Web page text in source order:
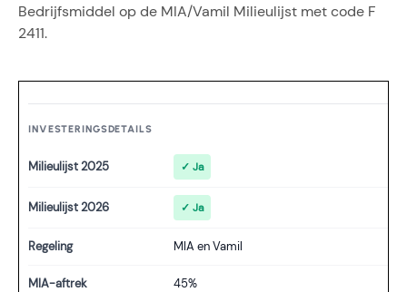
Bedrijfsmiddel op de MIA/Vamil Milieulijst met code F
2411.
INVESTERINGSDETAILS
Milieulijst 2025 ✓ Ja
Milieulijst 2026 ✓ Ja
Regeling MIA en Vamil
MIA-aftrek 45%